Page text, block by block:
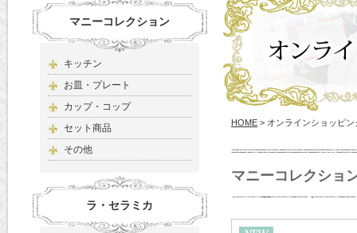
マニーコレクション
キッチン
お皿・プレート
カップ・コップ
セット商品
その他
ラ・セラミカ
HOME > オンラインショッピン
マニーコレクシ